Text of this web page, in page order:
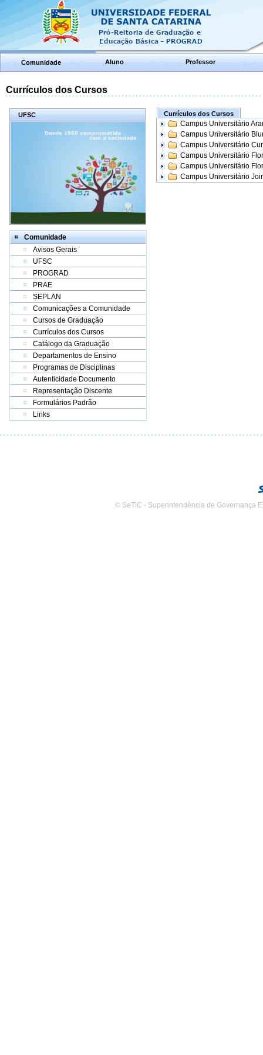
Comunidade Aluno Professor
Currículos dos Cursos
UFSC
Comunidade
Avisos Gerais
UFSC
PROGRAD
PRAE
SEPLAN
Comunicações a Comunidade
Cursos de Graduação
Currículos dos Cursos
Catálogo da Graduação
Departamentos de Ensino
Programas de Disciplinas
Autenticidade Documento
Representação Discente
Formulários Padrão
Links
Currículos dos Cursos
Campus Universitário
Campus Universitário
Campus Universitário
Campus Universitário
Campus Universitário
Campus Universitário
© SeTIC - Superintendência de Governança